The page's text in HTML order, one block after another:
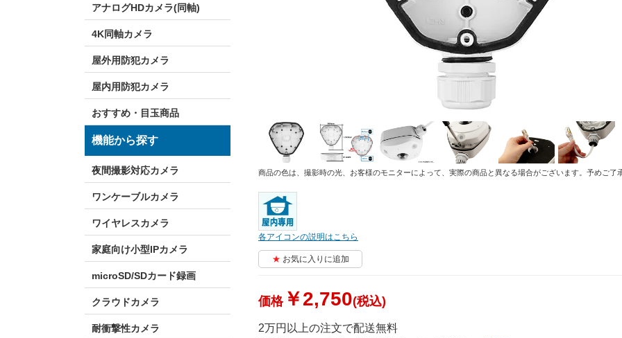
アナログHDカメラ(同軸)
4K同軸カメラ
屋外用防犯カメラ
屋内用防犯カメラ
おすすめ・目玉商品
機能から探す
夜間撮影対応カメラ
ワンケーブルカメラ
ワイヤレスカメラ
家庭向け小型IPカメラ
microSD/SDカード録画
クラウドカメラ
耐衝撃性カメラ
商品の色は、撮影時の光、お客様のモニターによって、実際の商品と異なる場合がございます。予めご了
各アイコンの説明はこちら
お気に入りに追加
価格￥2,750(税込)
2万円以上の注文で配送無料